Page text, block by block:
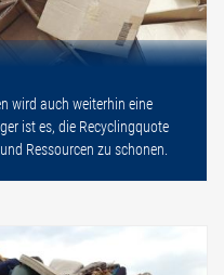
wird auch weiterhin eine
ist es, die Recyclingquote
Ressourcen zu schonen.